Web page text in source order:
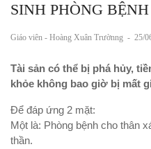
SINH PHÒNG
Giáo viên - Hoàng Xuân Trườnng - 25/
Tài sản có thể bị phá hủy,
khỏe không bao giờ bị mất
Để đáp ứng 2 mặt:
Một là: Phòng bệnh cho thân
thần.